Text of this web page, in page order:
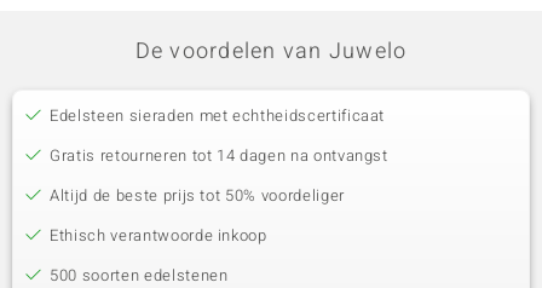
De voordelen van Juwelo
Edelsteen sieraden met echtheidscertificaat
Gratis retourneren tot 14 dagen na ontvangst
Altijd de beste prijs tot 50% voordeliger
Ethisch verantwoorde inkoop
500 soorten edelstenen